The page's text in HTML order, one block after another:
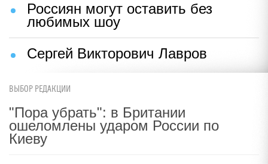
Россиян могут оставить без
любимых шоу
Сергей Викторович Лавров
ВЫБОР РЕДАКЦИИ
"Пора убрать": в Британии
ошеломлены ударом России по
Киеву